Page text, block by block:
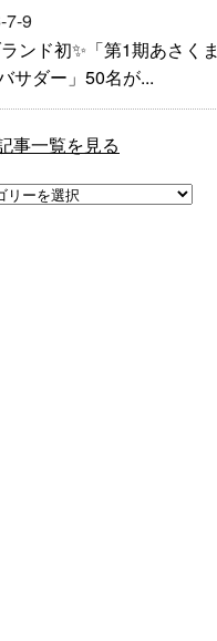
7-9
ンド初✨「第1期あさくま
サダー」50名が...
事一覧を見る